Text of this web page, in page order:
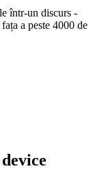
într-un discurs -
a peste 4000 de